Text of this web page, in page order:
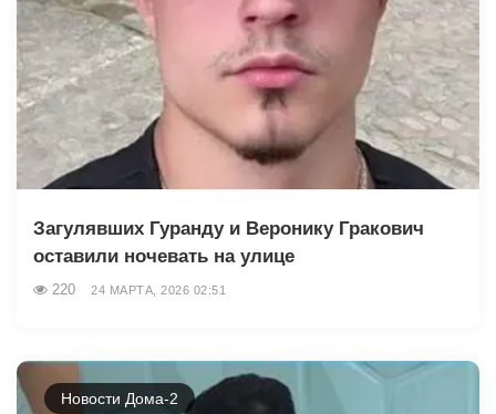
Загулявших Гуранду и Веронику Гракович
оставили ночевать на улице
220 24 МАРТА, 2026 02:51
Новости Дома-2